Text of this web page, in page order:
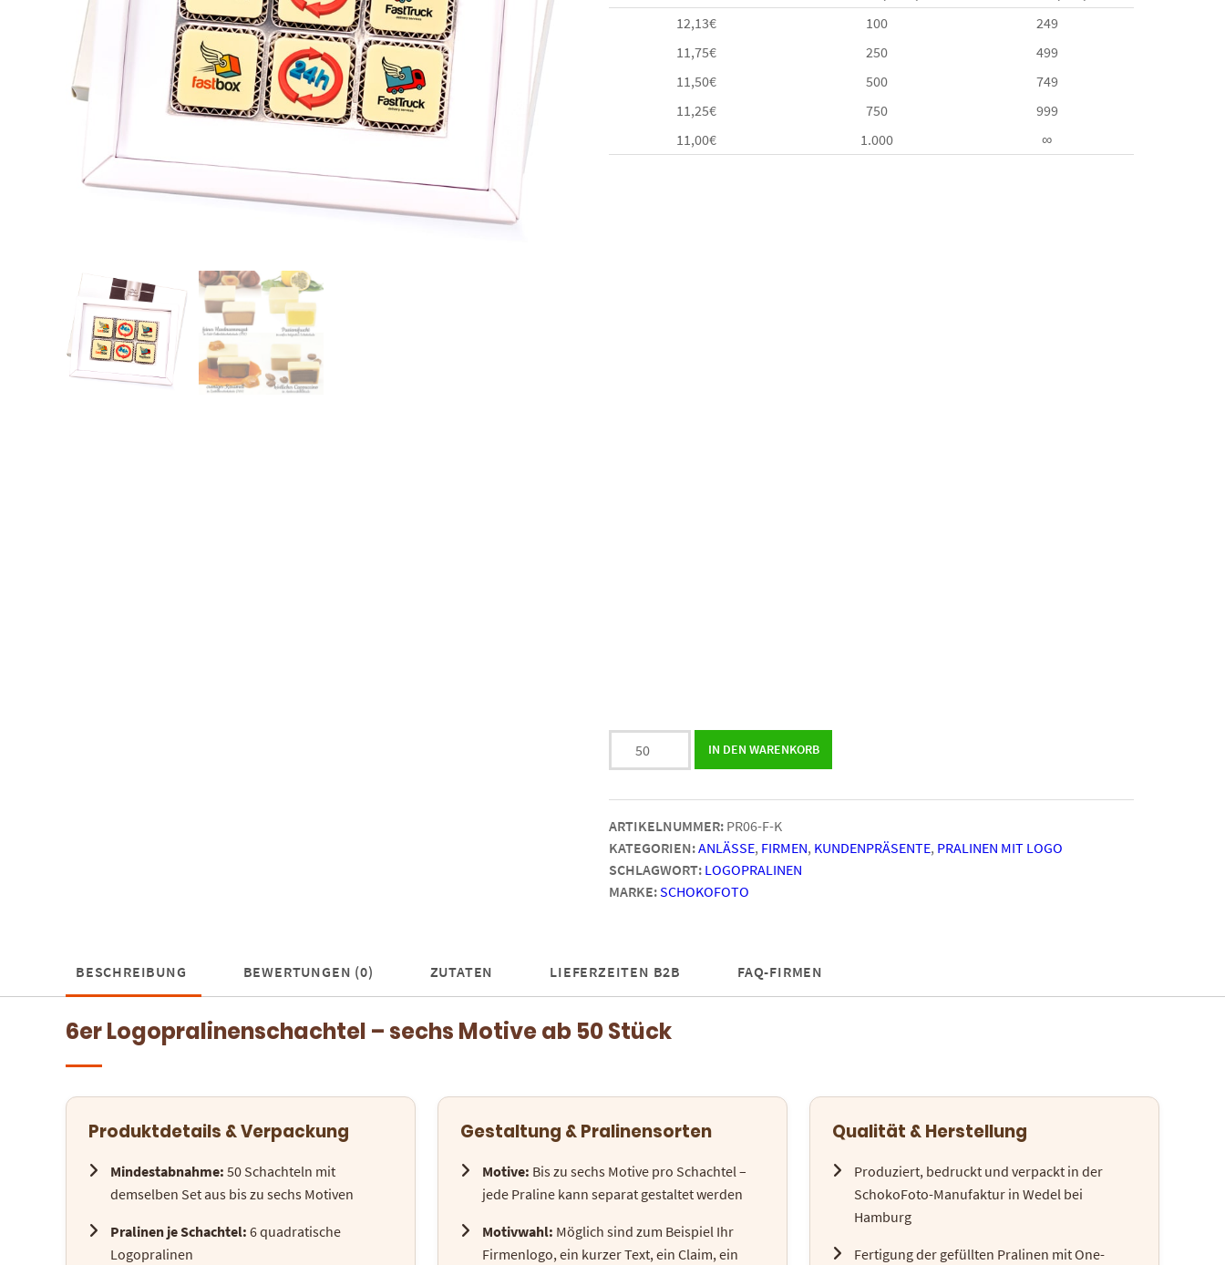
12,13€ 100
249
11,75€ 250
499
11,50€ 500
749
11,25€ 750
999
11,00€ 1.000 ∞
Logopralinenschachtel
quadratisch
|
ab
50
Stück
IN DEN WARENKORB
ARTIKELNUMMER: PR06-F-K
KATEGORIEN:ANLÄSSE, FIRMEN, KUNDENPRÄSENTE, PRALINEN MIT LOGO
SCHLAGWORT: LOGOPRALINEN
MARKE:SCHOKOFOTO
BESCHREIBUNG BEWERTUNGEN (0) ZUTATEN LIEFERZEITEN B2B FAQ-FIRMEN
6er Logopralinenschachtel – sechs Motive ab 50 Stück
Produktdetails & Verpackung
Mindestabnahme: 50 Schachteln mit
demselben Set aus bis zu sechs Motiven
Pralinen je Schachtel: 6 quadratische
Logopralinen
Gestaltung & Pralinensorten
Motive: Bis zu sechs Motive pro Schachtel –
jede Praline kann separat gestaltet werden
Motivwahl: Möglich sind zum Beispiel Ihr
Firmenlogo, ein kurzer Text, ein Claim, ein
Qualität & Herstellung
Produziert, bedruckt und verpackt in der
SchokoFoto-Manufaktur in Wedel bei
Hamburg
Fertigung der gefüllten Pralinen mit One-